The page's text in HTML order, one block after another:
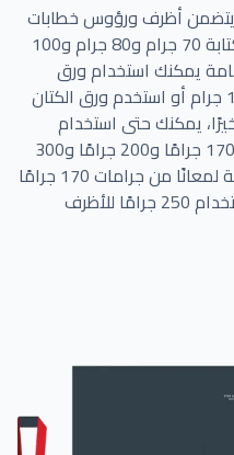
أظرف ورؤوس خطابات
وملاحظات، يمكنك استخدام ورق كتابة 70 جرام و80 جرام و100
يمكنك استخدام ورق
بطاقات 100 جرام و120 جرام و150 جرام أو استخدم ورق الكتان
يمكنك حتى استخدام
الورق المصقول بوزن 150 جرامًا و170 جرامًا و200 جرامًا و300
جرامًا، وهو ما يعني في هذه الحالة لمعانًا من جرامات 170 جرامًا
و200 جرامًا و300 جرامًا. يمكن استخدام 250 جرامًا للأظرف